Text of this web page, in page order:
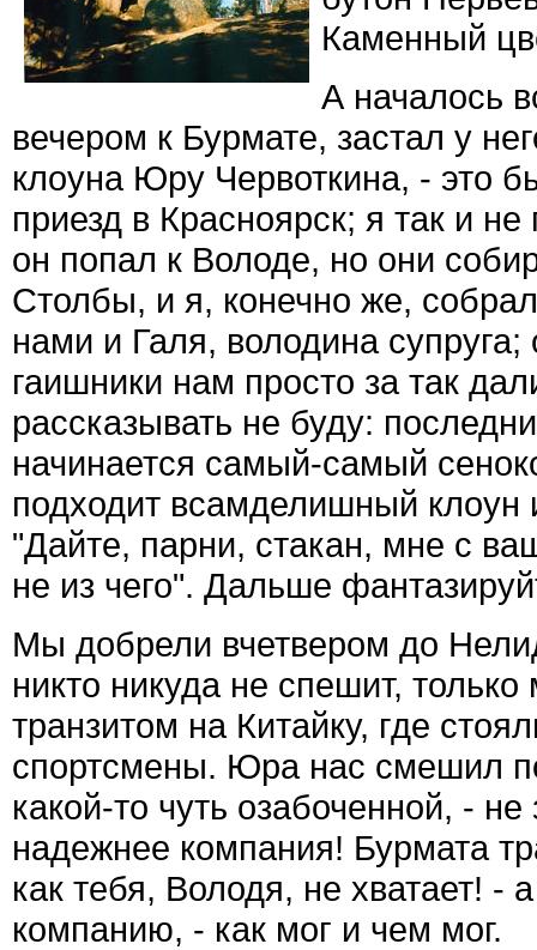
Каменный
А началось
вечером к Бурмате, застал у
клоуна Юру Червоткина, - это
приезд в Красноярск; я так и
он попал к Володе, но они
Столбы, и я, конечно же,
нами и Галя, володина супруга;
гаишники нам просто за так
рассказывать не буду:
начинается самый-самый
подходит всамделишный клоун
"Дайте, парни, стакан, мне с
не из чего". Дальше
Мы добрели вчетвером до
никто никуда не спешит,
транзитом на Китайку, где
спортсмены. Юра нас смешил
какой-то чуть озабоченной, -
надежнее компания! Бурмата
как тебя, Володя, не хватает! -
компанию, - как мог и чем мог.